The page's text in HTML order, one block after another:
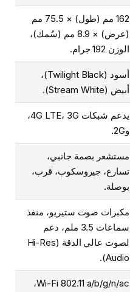
162 مم (طول) × 75.5 مم
(عرض) × 8.9 مم (سُمك)،
الوزن 192 جرام.
أسود (Twilight Black)،
أبيض (Stream White).
يدعم شبكات 4G LTE، 3G،
و2G.
مستشعر بصمة جانبي،
تسارع، جيروسكوب، قرب،
بوصلة.
مكبرات صوت ستيريو، منفذ
سماعات 3.5 ملم، دعم
لصوت عالي الدقة (Hi-Res
Audio).
Wi-Fi 802.11 a/b/g/n/ac،